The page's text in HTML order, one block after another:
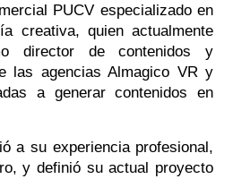
PUCV especializado en
creativa, quien actualmente
director de contenidos y
las agencias Almagico VR y
a generar contenidos en
a su experiencia profesional,
y definió su actual proyecto